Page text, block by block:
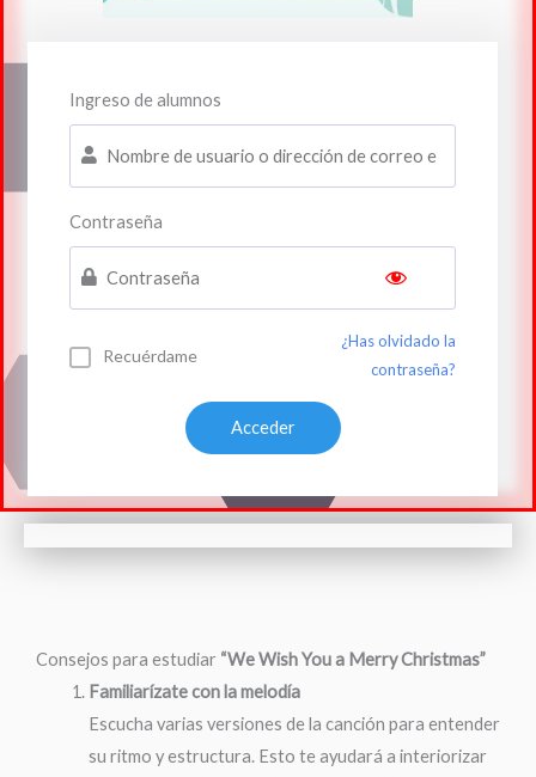
Ingreso de alumnos
Contraseña
Recuérdame
¿Has olvidado la
contraseña?
Consejos para estudiar “We Wish You a Merry Christmas”
Familiarízate con la melodía
Escucha varias versiones de la canción para entender
su ritmo y estructura. Esto te ayudará a interiorizar